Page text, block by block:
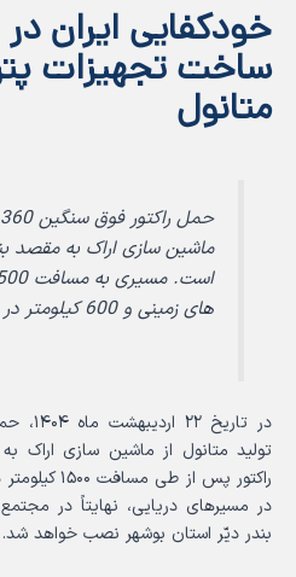
خودکفایی ایران
ساخت تجهیزات
متانول
ماشین سازی اراک به مقصد
های زمینی و 600 کیلومتر در مسیرهای دریایی.
تولید متانول از ماشین سازی اراک
در مسیرهای دریایی، نهایتاً در
بندر دیّر استان بوشهر نصب خواهد شد.